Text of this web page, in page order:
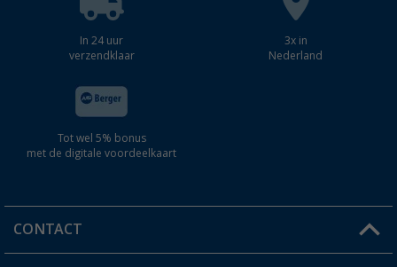
In 24 uur
verzendklaar
3x in
Nederland
Tot wel 5% bonus
met de digitale voordeelkaart
CONTACT